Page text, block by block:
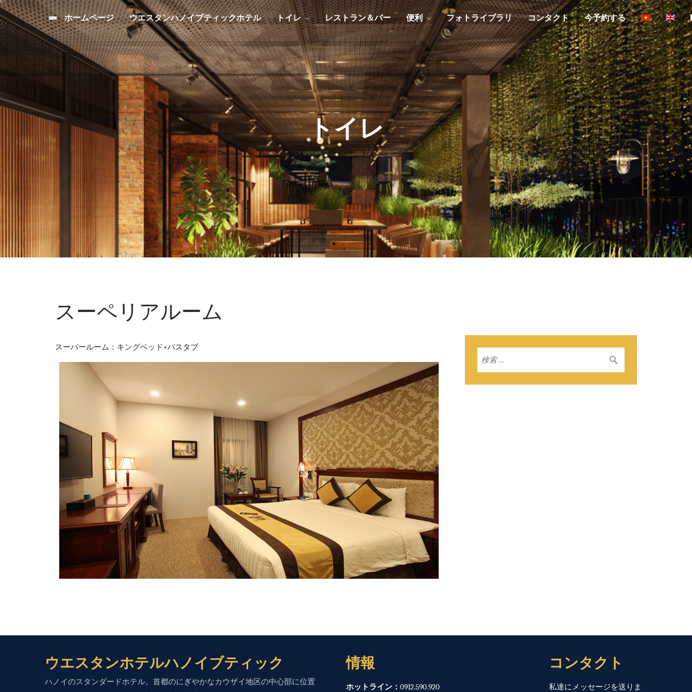
ホームページ ウエスタンハノイブティックホテル トイレ レストラン＆バー 便利 フォトライブラリ コンタクト 今予約する
トイレ
スーペリアルーム
スーパールーム：キングベッド+バスタブ
ウエスタンホテルハノイブティック
ハノイのスタンダードホテル。首都のにぎやかなカウザイ地区の中心部に位置
情報
ホットライン： 0912.590.920
コンタクト
私達にメッセージを送りま